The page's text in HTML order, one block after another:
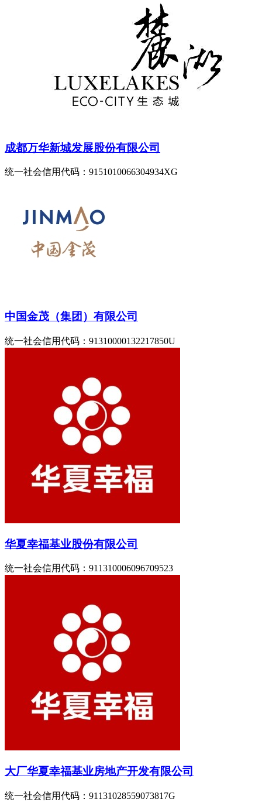
成都万华新城发展股份有限公司
统一社会信用代码：9151010066304934XG
中国金茂（集团）有限公司
统一社会信用代码：91310000132217850U
华夏幸福基业股份有限公司
统一社会信用代码：911310006096709523
大厂华夏幸福基业房地产开发有限公司
统一社会信用代码：91131028559073817G